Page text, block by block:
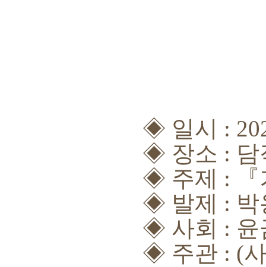
◈ 일시 :
◈ 장소 :
◈ 주제 :
◈ 발제 :
◈ 사회 :
◈ 주관 : (